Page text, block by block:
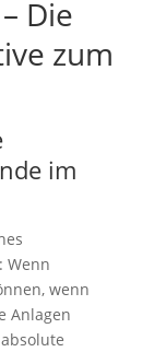
Die
zum
im
Wenn
wenn
Anlagen